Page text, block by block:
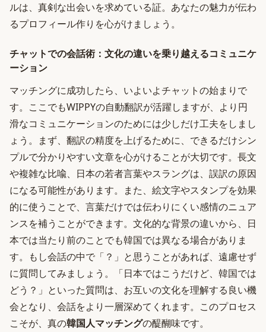
ルは、真剣な出会いを求めている証。あなたの魅力が伝わ
るプロフィール作りを心がけましょう。
チャットでの会話術：文化の違いを乗り越えるコミュニケ
ーション
マッチングに成功したら、いよいよチャットの始まりで
す。ここでもWIPPYの自動翻訳が活躍しますが、より円
滑なコミュニケーションのためには少しだけ工夫をしまし
ょう。まず、翻訳の精度を上げるために、できるだけシン
プルで分かりやすい文章を心がけることが大切です。長文
や複雑な比喩、日本の若者言葉やスラングは、誤訳の原因
になる可能性があります。また、絵文字やスタンプを効果
的に使うことで、言葉だけでは伝わりにくい感情のニュア
ンスを補うことができます。文化的な背景の違いから、日
本では当たり前のことでも韓国では異なる場合がありま
す。もし会話の中で「？」と思うことがあれば、遠慮せず
に質問してみましょう。「日本ではこうだけど、韓国では
どう？」といった質問は、お互いの文化を理解する良い機
会となり、会話をより一層深めてくれます。このプロセス
こそが、真の韓国人マッチングの醍醐味です。